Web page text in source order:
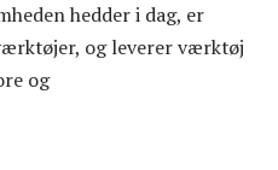
hedder i dag, er
og leverer værktøj
og